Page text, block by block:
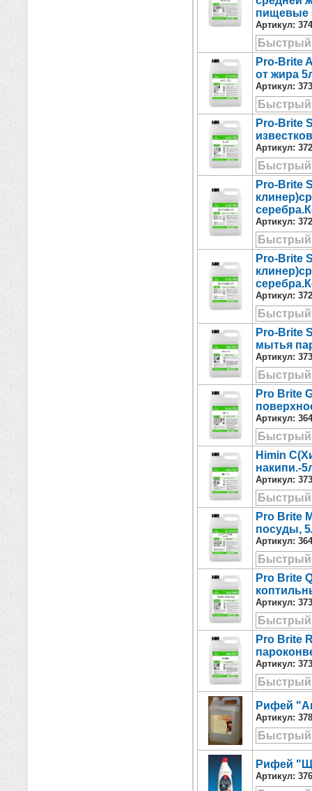
пищевые
Артикул:
Pro-Brite
от жира
Артикул:
Pro-Brite
Артикул:
Pro-Brite
Артикул:
Pro-Brite
Артикул:
Pro-Brite
мытья
Артикул:
Pro Brite
Артикул:
Himin
накипи.-
Артикул:
Pro Brite
посуды,
Артикул:
Pro Brite
Артикул:
Pro Brite
Артикул:
Рифей
Артикул:
Рифей
Артикул: